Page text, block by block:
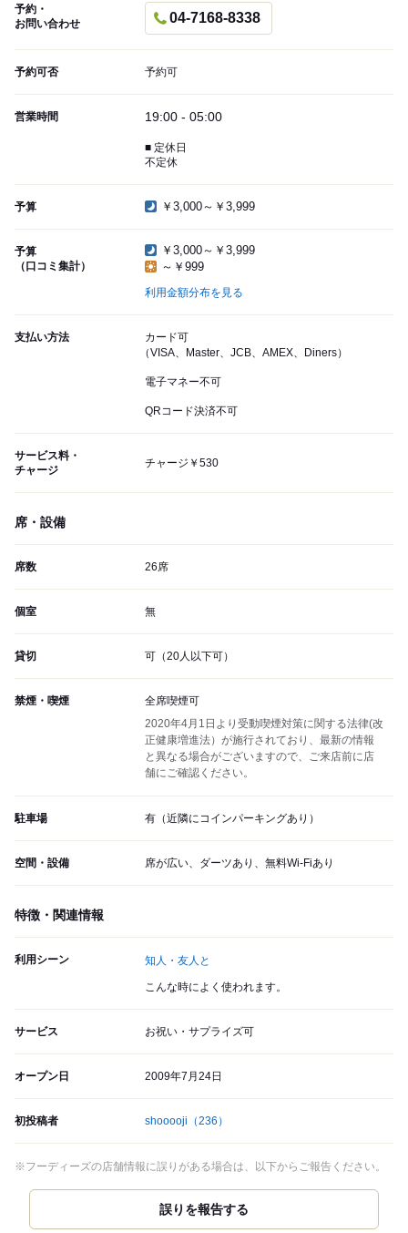
予約・
お問い合わせ
04-7168-8338
予約可否 予約可
営業時間 19:00 - 05:00
■ 定休日
不定休
予算 ￥3,000～￥3,999
予算
（口コミ集計）
￥3,000～￥3,999
～￥999
利用金額分布を見る
支払い方法
カード可
（VISA、Master、JCB、AMEX、Diners）
電子マネー不可
QRコード決済不可
サービス料・
チャージ
チャージ￥530
席・設備
席数 26席
個室 無
貸切 可（20人以下可）
禁煙・喫煙
全席喫煙可
2020年4月1日より受動喫煙対策に関する法律(改
正健康増進法）が施行されており、最新の情報
と異なる場合がございますので、ご来店前に店
舗にご確認ください。
駐車場 有（近隣にコインパーキングあり）
空間・設備 席が広い、ダーツあり、無料Wi-Fiあり
特徴・関連情報
利用シーン 知人・友人と
こんな時によく使われます。
サービス お祝い・サプライズ可
オープン日 2009年7月24日
初投稿者 shooooji （236）
※フーディーズの店舗情報に誤りがある場合は、以下からご報告ください。
誤りを報告する